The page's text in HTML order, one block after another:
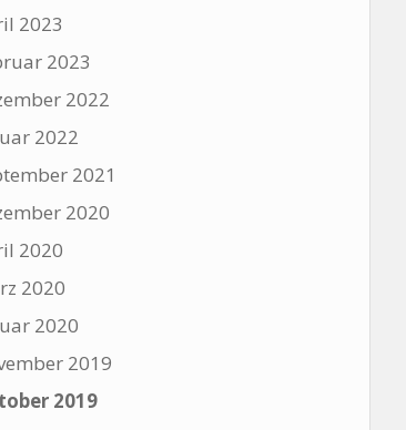
2023
2023
2022
2022
2021
2020
2020
2020
2020
2019
2019